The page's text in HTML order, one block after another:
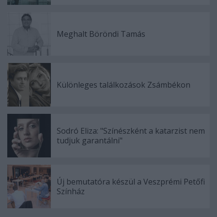
Meghalt Böröndi Tamás
Különleges találkozások Zsámbékon
Sodró Eliza: "Színészként a katarzist nem
tudjuk garantálni"
Új bemutatóra készül a Veszprémi Petőfi
Színház